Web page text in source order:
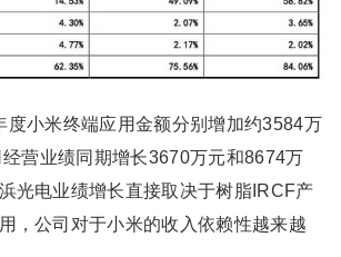
度小米终端应用金额分别增加约3584万
营业绩同期增长3670万元和8674万
光电业绩增长直接取决于树脂IRCF产
，公司对于小米的收入依赖性越来越